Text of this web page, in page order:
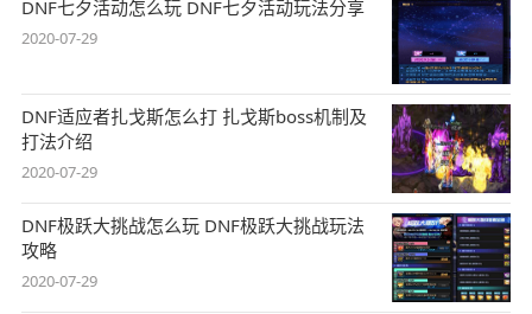
DNF七夕活动怎么玩 DNF七夕活动玩法分享
2020-07-29
DNF适应者扎戈斯怎么打 扎戈斯boss机制及
打法介绍
2020-07-29
DNF极跃大挑战怎么玩 DNF极跃大挑战玩法
攻略
2020-07-29